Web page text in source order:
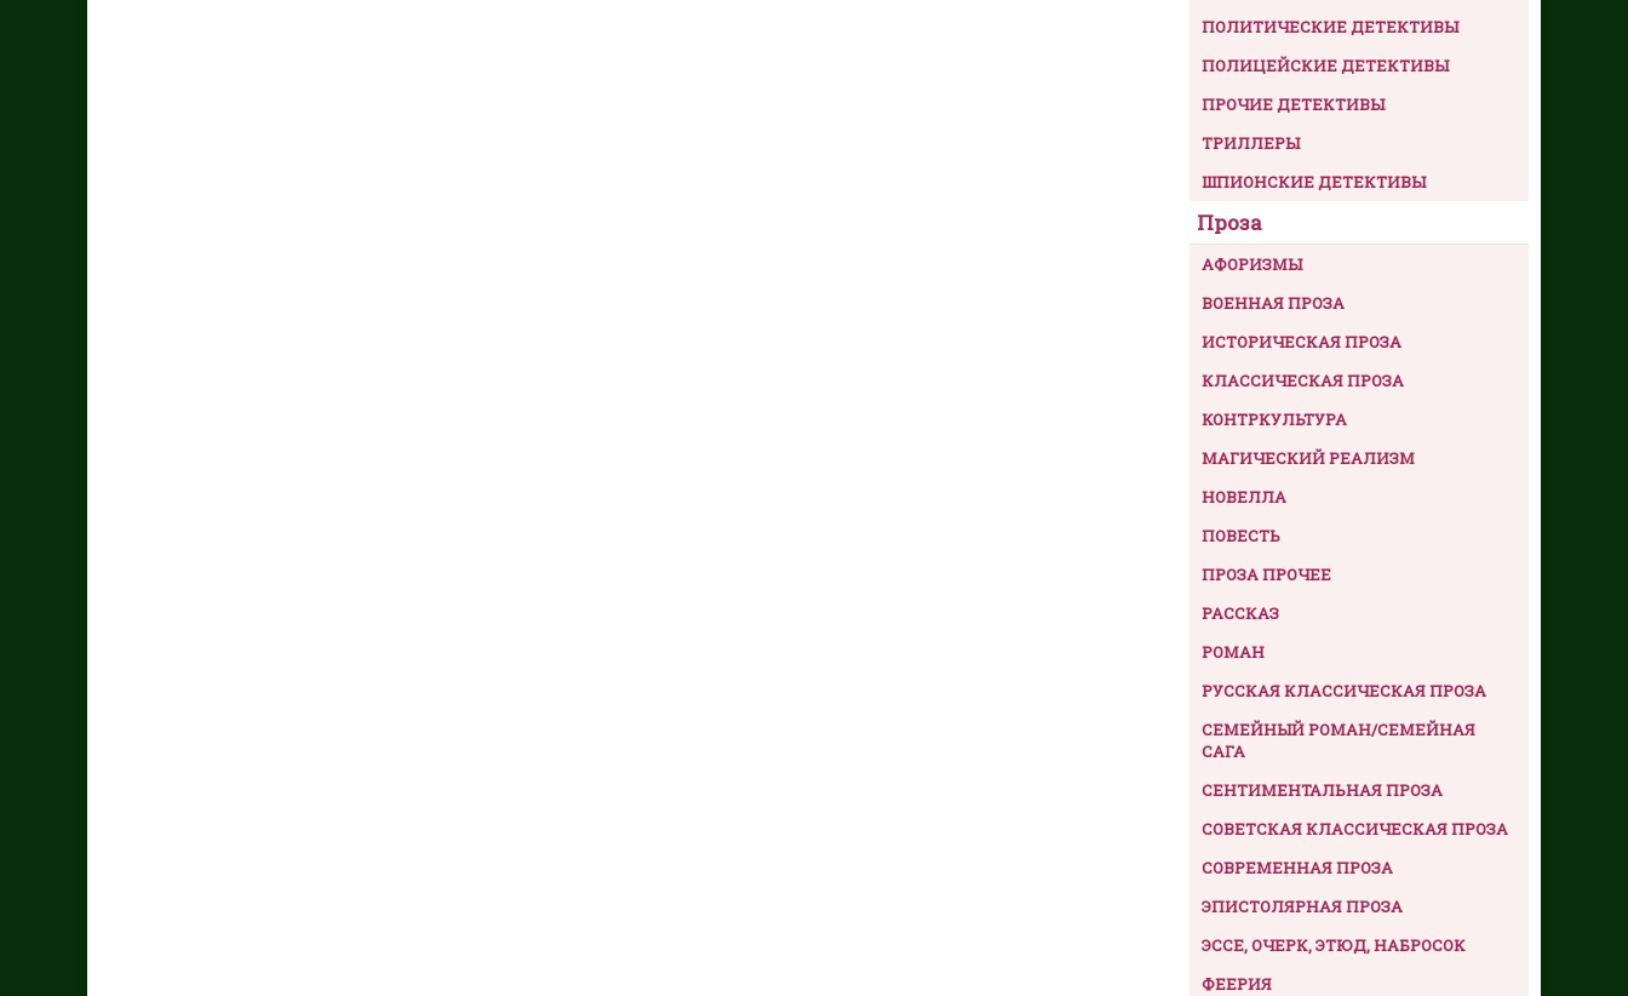
ПОЛИТИЧЕСКИЕ ДЕТЕКТИВЫ
ПОЛИЦЕЙСКИЕ ДЕТЕКТИВЫ
ПРОЧИЕ ДЕТЕКТИВЫ
ТРИЛЛЕРЫ
ШПИОНСКИЕ ДЕТЕКТИВЫ
Проза
АФОРИЗМЫ
ВОЕННАЯ ПРОЗА
ИСТОРИЧЕСКАЯ ПРОЗА
КЛАССИЧЕСКАЯ ПРОЗА
КОНТРКУЛЬТУРА
МАГИЧЕСКИЙ РЕАЛИЗМ
НОВЕЛЛА
ПОВЕСТЬ
ПРОЗА ПРОЧЕЕ
РАССКАЗ
РОМАН
РУССКАЯ КЛАССИЧЕСКАЯ ПРОЗА
СЕМЕЙНЫЙ РОМАН/СЕМЕЙНАЯ
САГА
СЕНТИМЕНТАЛЬНАЯ ПРОЗА
СОВЕТСКАЯ КЛАССИЧЕСКАЯ ПРОЗА
СОВРЕМЕННАЯ ПРОЗА
ЭПИСТОЛЯРНАЯ ПРОЗА
ЭССЕ, ОЧЕРК, ЭТЮД, НАБРОСОК
ФЕЕРИЯ